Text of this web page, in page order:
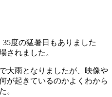
度の猛暑日もありました
されました。
大雨となりましたが、映像や
が起きているのかよくわから
。